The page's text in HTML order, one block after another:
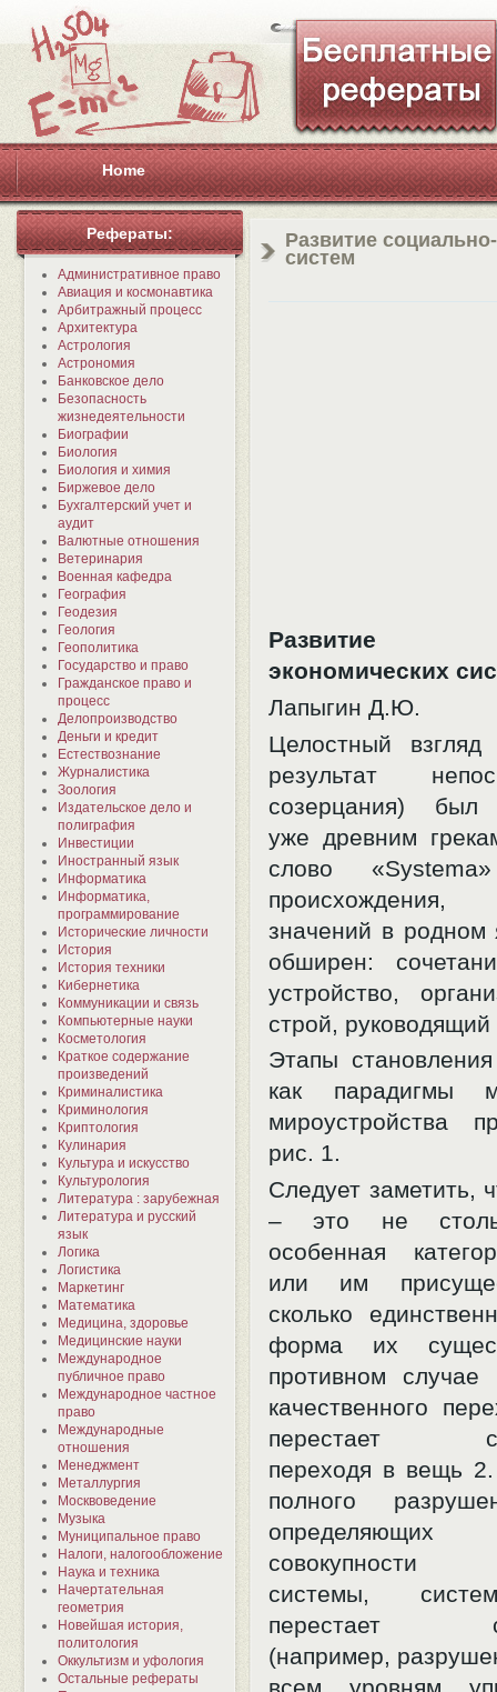
Home
Рефераты:
Административное право
Авиация и космонавтика
Арбитражный процесс
Архитектура
Астрология
Астрономия
Банковское дело
Безопасность
жизнедеятельности
Биографии
Биология
Биология и химия
Биржевое дело
Бухгалтерский учет и
аудит
Валютные отношения
Ветеринария
Военная кафедра
География
Геодезия
Геология
Геополитика
Государство и право
Гражданское право и
процесс
Делопроизводство
Деньги и кредит
Естествознание
Журналистика
Зоология
Издательское дело и
полиграфия
Инвестиции
Иностранный язык
Информатика
Информатика,
программирование
Исторические личности
История
История техники
Кибернетика
Коммуникации и связь
Компьютерные науки
Косметология
Краткое содержание
произведений
Криминалистика
Криминология
Криптология
Кулинария
Культура и искусство
Культурология
Литература : зарубежная
Литература и русский
язык
Логика
Логистика
Маркетинг
Математика
Медицина, здоровье
Медицинские науки
Международное
публичное право
Международное частное
право
Международные
отношения
Менеджмент
Металлургия
Москвоведение
Музыка
Муниципальное право
Налоги, налогообложение
Наука и техника
Начертательная
геометрия
Новейшая история,
политология
Оккультизм и уфология
Остальные рефераты
Развитие
систем
Развитие
экономических
Лапыгин Д.Ю.
Целостный
результат
созерцания) был
уже древним
слово «Systema»
значений в родном
обширен:
устройство,
строй, руководящий
Этапы
как парадигмы
мироустройства
рис. 1.
Следует заметить,
– это не
особенная
или им
сколько
форма их
противном случае
качественного
перестает
переходя в вещь
полного
определяющих
совокупности
системы,
перестает
(например,